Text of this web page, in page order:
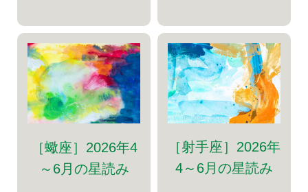
［蠍座］2026年4
～6月の星読み
［射手座］2026年
4～6月の星読み